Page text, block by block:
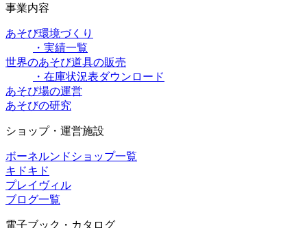
事業内容
あそび環境づくり
・実績一覧
世界のあそび道具の販売
・在庫状況表ダウンロード
あそび場の運営
あそびの研究
ショップ・運営施設
ボーネルンドショップ一覧
キドキド
プレイヴィル
ブログ一覧
電子ブック・カタログ